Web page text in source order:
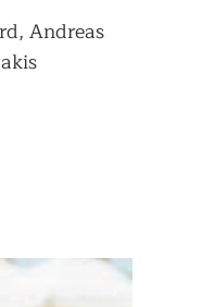
Andreas